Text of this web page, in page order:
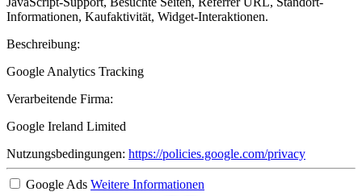
Informationen, Kaufaktivität, Widget-Interaktionen.
Beschreibung:
Google Analytics Tracking
Verarbeitende Firma:
Google Ireland Limited
Nutzungsbedingungen: https://policies.google.com/privacy
Google Ads Weitere Informationen